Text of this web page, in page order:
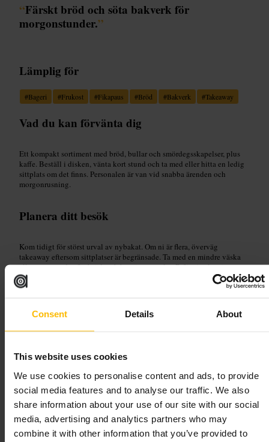
Consent Details About
This website uses cookies
We use cookies to personalise content and ads, to provide
social media features and to analyse our traffic. We also
share information about your use of our site with our social
media, advertising and analytics partners who may
combine it with other information that you’ve provided to
“Färskt bröd och söta bakverk för
morgonstunder.”
Lämplig för
#Bageri #Frukost #Fikapaus #Bröd #Bakverk #Takeaway
Vad du kan förvänta dig
Ett kompakt sortiment med bröd, bullar och smördegsskapelser, plus
kaffe. Beställ i disken, vänta kort stund och ta med eller hitta en ledig
sittplats om det finns. Personalen är van vid snabba ärenden och
morgonrusning.
Planera ditt besök
Kom tidigt för störst urval av nybakat. Om ni är flera, överväg
takeaway eftersom sittplatser är begränsade. Ta med en mindre väska
eller papperspåse för bröd, och ha gärna en plan B för sittplats i
närheten.
Beigel Bake
Mat och dryck•Restaurang
4,4
4,1